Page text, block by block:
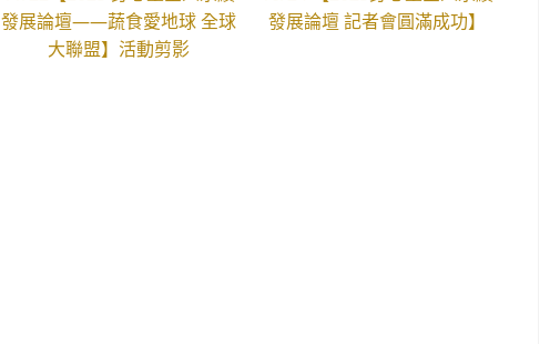
發展論壇——蔬食愛地球 全球
大聯盟】活動剪影
發展論壇 記者會圓滿成功】